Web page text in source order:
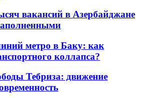
вакансий в Азербайджане
метро в Баку: как
коллапса?
Тебриза: движение